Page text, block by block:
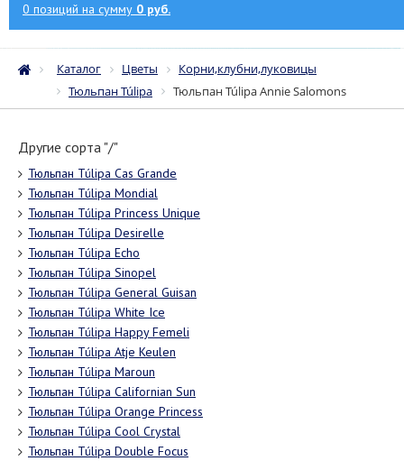
0 позиций на сумму 0 руб.
Каталог Цветы
Корни,клубни,луковицы
Тюльпан Túlipa
Тюльпан Túlipa Annie Salomons
Другие сорта "/"
Тюльпан Túlipa Cas Grande
Тюльпан Túlipa Mondial
Тюльпан Túlipa Princess Unique
Тюльпан Túlipa Desirelle
Тюльпан Túlipa Echo
Тюльпан Túlipa Sinopel
Тюльпан Túlipa General Guisan
Тюльпан Túlipa White Ice
Тюльпан Túlipa Happy Femeli
Тюльпан Túlipa Atje Keulen
Тюльпан Túlipa Maroun
Тюльпан Túlipa Californian Sun
Тюльпан Túlipa Orange Princess
Тюльпан Túlipa Cool Crystal
Тюльпан Túlipa Double Focus